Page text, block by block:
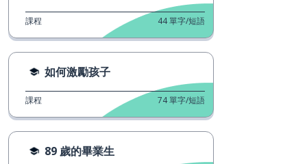
課程 44單字/短語
如何激勵孩子
課程 74單字/短語
89 歲的畢業生